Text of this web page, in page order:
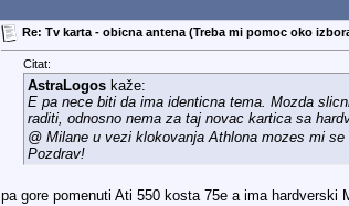
Re: Tv karta - obicna antena (Treba mi pomoc oko
Citat:
AstraLogoskaže:
E pa nece biti da ima identicna tema. Mozda
raditi, odnosno nema za taj novac kartica sa
@ Milane u vezi klokovanja Athlona mozes mi
Pozdrav!
pa gore pomenuti Ati 550 kosta 75e a ima hardverski